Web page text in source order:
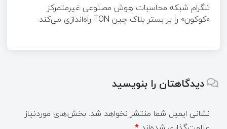
تلگرام شبکه محاسبات هوش مصنوعی غیرمتمرکز
«کوکون» را بر بستر بلاک چین TON راه‌اندازی می‌کند
دیدگاهتان را بنویسید
نشانی ایمیل شما منتشر نخواهد شد. بخش‌های موردنیاز